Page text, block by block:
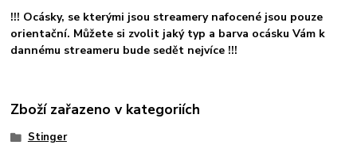
!!! Ocásky, se kterými jsou streamery nafocené jsou pouze
orientační. Můžete si zvolit jaký typ a barva ocásku Vám k
dannému streameru bude sedět nejvíce !!!
Zboží zařazeno v kategoriích
Stinger